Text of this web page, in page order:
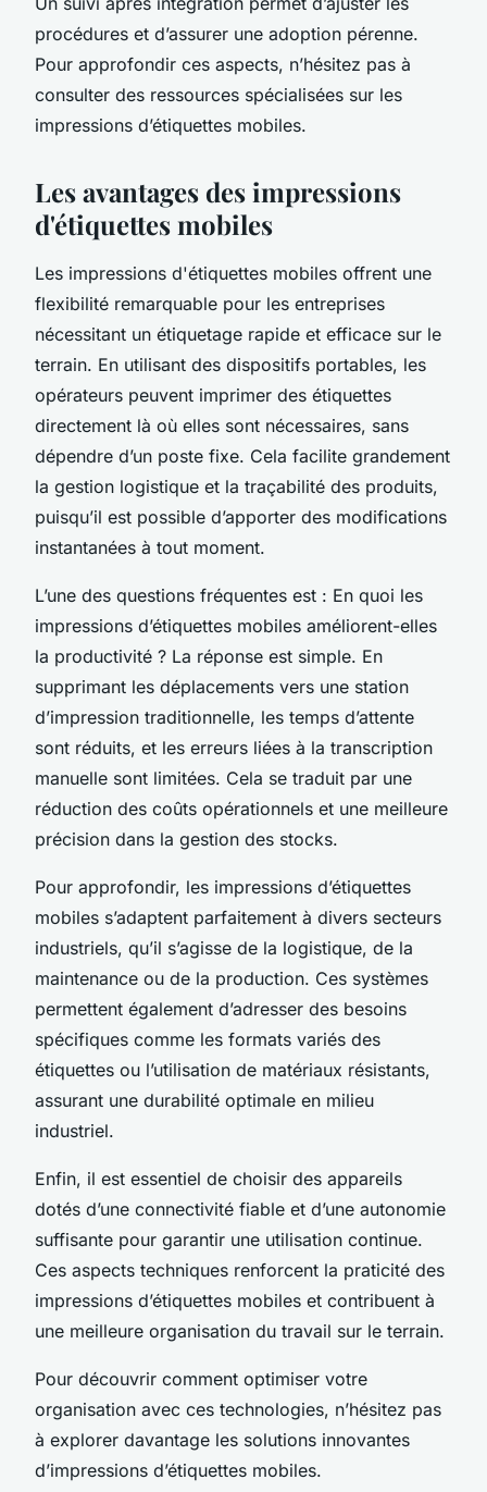
procédures et d’assurer une adoption pérenne.
Pour approfondir ces aspects, n’hésitez pas à
consulter des ressources spécialisées sur les
impressions d’étiquettes mobiles.
Les avantages des impressions
d'étiquettes mobiles
Les impressions d'étiquettes mobiles offrent une
flexibilité remarquable pour les entreprises
nécessitant un étiquetage rapide et efficace sur le
terrain. En utilisant des dispositifs portables, les
opérateurs peuvent imprimer des étiquettes
directement là où elles sont nécessaires, sans
dépendre d’un poste fixe. Cela facilite grandement
la gestion logistique et la traçabilité des produits,
puisqu’il est possible d’apporter des modifications
instantanées à tout moment.
L’une des questions fréquentes est : En quoi les
impressions d’étiquettes mobiles améliorent-elles
la productivité ? La réponse est simple. En
supprimant les déplacements vers une station
d’impression traditionnelle, les temps d’attente
sont réduits, et les erreurs liées à la transcription
manuelle sont limitées. Cela se traduit par une
réduction des coûts opérationnels et une meilleure
précision dans la gestion des stocks.
Pour approfondir, les impressions d’étiquettes
mobiles s’adaptent parfaitement à divers secteurs
industriels, qu’il s’agisse de la logistique, de la
maintenance ou de la production. Ces systèmes
permettent également d’adresser des besoins
spécifiques comme les formats variés des
étiquettes ou l’utilisation de matériaux résistants,
assurant une durabilité optimale en milieu
industriel.
Enfin, il est essentiel de choisir des appareils
dotés d’une connectivité fiable et d’une autonomie
suffisante pour garantir une utilisation continue.
Ces aspects techniques renforcent la praticité des
impressions d’étiquettes mobiles et contribuent à
une meilleure organisation du travail sur le terrain.
Pour découvrir comment optimiser votre
organisation avec ces technologies, n’hésitez pas
à explorer davantage les solutions innovantes
d’impressions d’étiquettes mobiles.